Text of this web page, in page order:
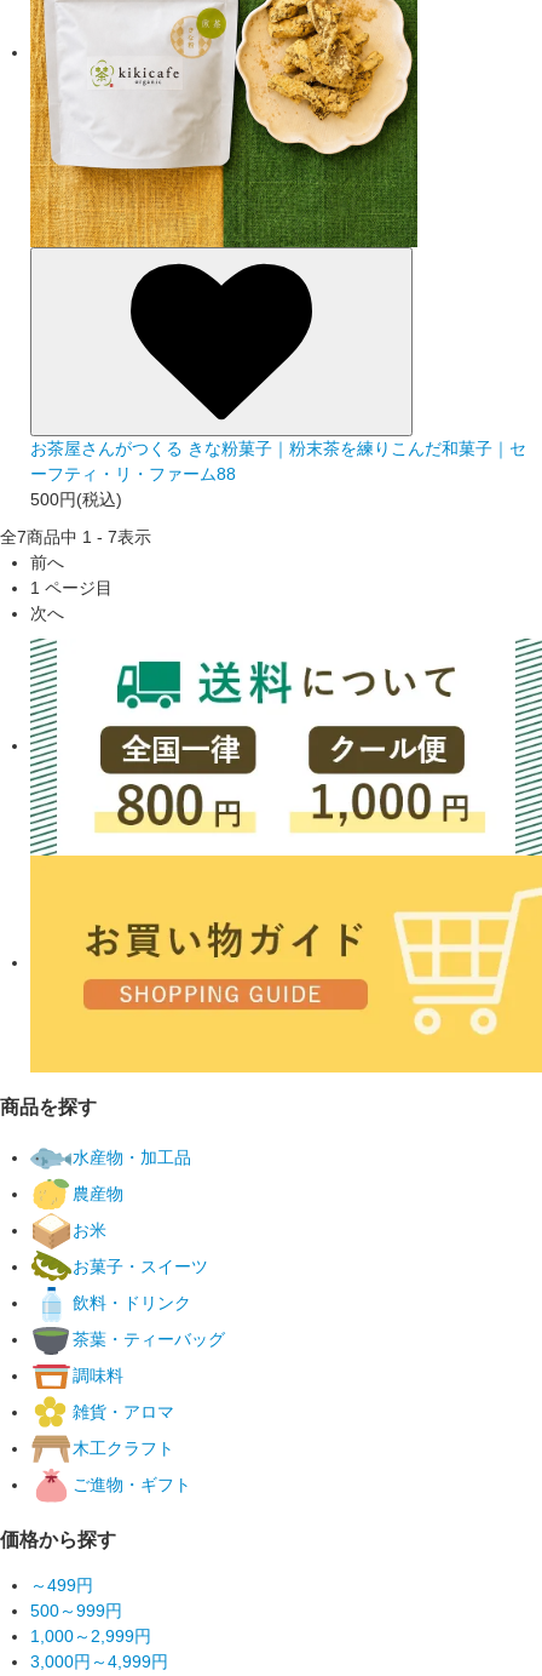
お茶屋さんがつくる きな粉菓子｜粉末茶を練りこんだ和菓子｜セ
ーフティ・リ・ファーム88
500円(税込)
全7商品中 1 - 7表示
前へ
1 ページ目
次へ
商品を探す
水産物・加工品
農産物
お米
お菓子・スイーツ
飲料・ドリンク
茶葉・ティーバッグ
調味料
雑貨・アロマ
木工クラフト
ご進物・ギフト
価格から探す
～499円
500～999円
1,000～2,999円
3,000円～4,999円